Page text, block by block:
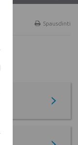
Spausdinti